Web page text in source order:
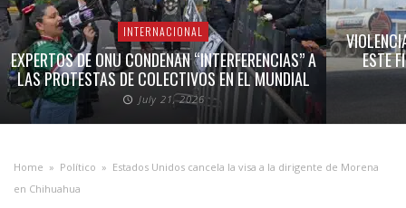
INTERNACIONAL
EXPERTOS DE ONU CONDENAN “INTERFERENCIAS” A
LAS PROTESTAS DE COLECTIVOS EN EL MUNDIAL
July 21, 2026
ESTE
Home » Político » Estados Unidos cancela la visa a la dirigente de Morena
en Chihuahua